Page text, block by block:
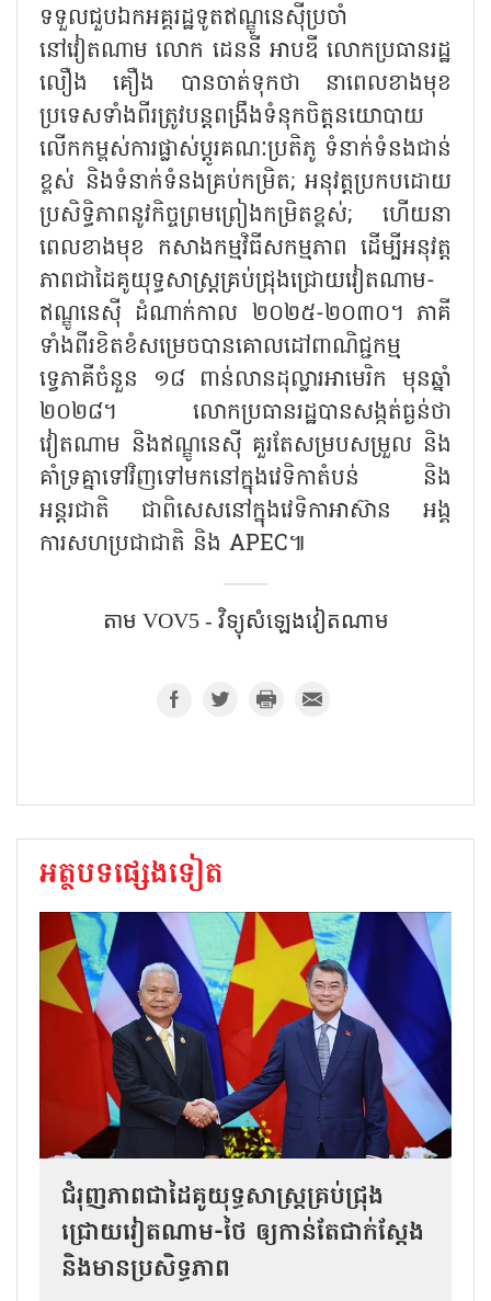
ទទួលជួបឯកអគ្គរដ្ឋទូតឥណ្ឌូនេស៊ីប្រចាំ
នៅវៀតណាម លោក ដេននី អាបឌី លោកប្រធានរដ្ឋ
លឿង គឿង បានចាត់ទុកថា នាពេលខាងមុខ
ប្រទេសទាំងពីរត្រូវបន្តពង្រឹងទំនុកចិត្តនយោបាយ
លើកកម្ពស់ការផ្លាស់ប្តូរគណៈប្រតិភូ ទំនាក់ទំនងជាន់
ខ្ពស់ និងទំនាក់ទំនងគ្រប់កម្រិត; អនុវត្តប្រកបដោយ
ប្រសិទ្ធិភាពនូវកិច្ចព្រមព្រៀងកម្រិតខ្ពស់; ហើយនា
ពេលខាងមុខ កសាងកម្មវិធីសកម្មភាព ដើម្បីអនុវត្ត
ភាពជាដៃគូយុទ្ធសាស្ត្រគ្រប់ជ្រុងជ្រោយវៀតណាម-
ឥណ្ឌូនេស៊ី ដំណាក់កាល ២០២៥-២០៣០។ ភាគី
ទាំងពីរខិតខំសម្រេចបានគោលដៅពាណិជ្ជកម្ម
ទ្វេភាគីចំនួន ១៨ ពាន់លានដុល្លារអាមេរិក មុនឆ្នាំ
២០២៨។ លោកប្រធានរដ្ឋបានសង្កត់ធ្ងន់ថា
វៀតណាម និងឥណ្ឌូនេស៊ី គួរតែសម្របសម្រួល និង
គាំទ្រគ្នាទៅវិញទៅមកនៅក្នុងវេទិកាតំបន់ និង
អន្តរជាតិ ជាពិសេសនៅក្នុងវេទិកាអាស៊ាន អង្គ
ការសហប្រជាជាតិ និង APEC៕
តាម​ VOV5​ - វិទ្យុសំឡេងវៀតណាម​
អត្ថបទផ្សេងទៀត
ជំរុញភាពជាដៃគូយុទ្ធសាស្ត្រគ្រប់ជ្រុង
ជ្រោយវៀតណាម-ថៃ ឲ្យកាន់តែជាក់ស្ដែង
និងមានប្រសិទ្ធភាព